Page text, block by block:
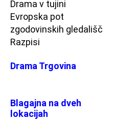
Drama v tujini
Evropska pot
zgodovinskih gledališč
Razpisi
Drama Trgovina
Blagajna na dveh
lokacijah